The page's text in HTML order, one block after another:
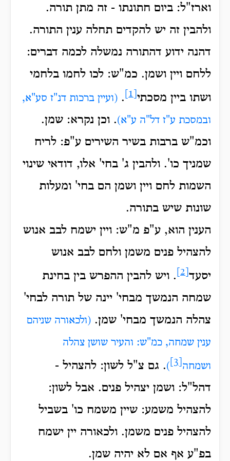
וארז"ל: ביום חתונתו - זה מתן תורה.
ולהבין זה יש להקדים תחלה ענין התורה.
דהנה ידוע דהתורה נמשלה לכמה דברים:
ללחם ויין ושמן. כמ"ש: לכו לחמו בלחמי
ושתו ביין מסכתי
. (ועיין ברכות דנ"ז סע"א,
ובמסכת ע"ז דל"ה ע"א). וכן נקרא: שמן.
וכמ"ש ברבות בשיר השירים ע"פ: לריח
שמניך כו'. ולהבין ג' בחי' אלו, דודאי שינוי
השמות לחם ויין ושמן הם בחי' ומעלות
שונות שיש בתורה.
הענין הוא, ע"פ מ"ש: ויין ישמח לבב אנוש
להצהיל פנים משמן ולחם לבב אנוש
יסעד
. ויש להבין ההפרש בין בחינת
שמחה הנמשך מבחי' יינה של תורה לבחי'
צהלה הנמשך מבחי' שמן. (ולכאורה שניהם
ענין שמחה, כמ"ש: והעיר שושן צהלה
ושמחה ). גם צ"ל לשון: להצהיל -
דהל"ל: ושמן יצהיל פנים. אבל לשון:
להצהיל משמע: שיין משמח כו' בשביל
להצהיל פנים משמן. ולכאורה יין ישמח
בפ"ע אף אם לא יהיה שמן.